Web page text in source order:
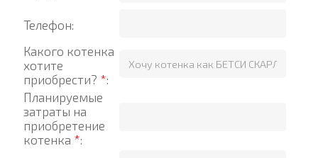
Телефон:
Какого котенка
хотите
приобрести? *:
Планируемые
затраты на
приобретение
котенка *: